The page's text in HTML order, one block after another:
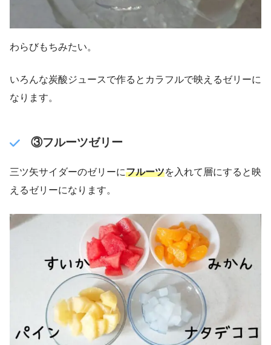
わらびもちみたい。
いろんな炭酸ジュースで作るとカラフルで映えるゼリーに
なります。
③フルーツゼリー
三ツ矢サイダーのゼリーにフルーツを入れて層にすると映
えるゼリーになります。